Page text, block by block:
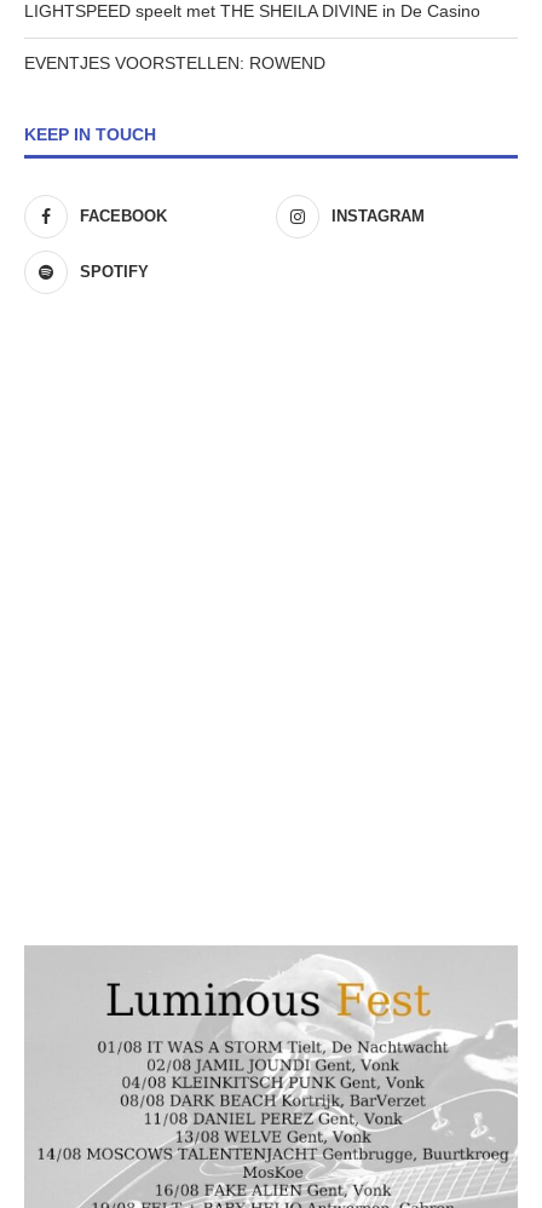
LIGHTSPEED speelt met THE SHEILA DIVINE in De Casino
EVENTJES VOORSTELLEN: ROWEND
KEEP IN TOUCH
FACEBOOK INSTAGRAM
SPOTIFY